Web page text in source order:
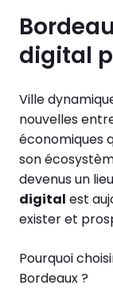
digital
Ville
nouvelles
économiques
son
devenus un
digital est
exister et
Pourquoi
Bordeaux ?